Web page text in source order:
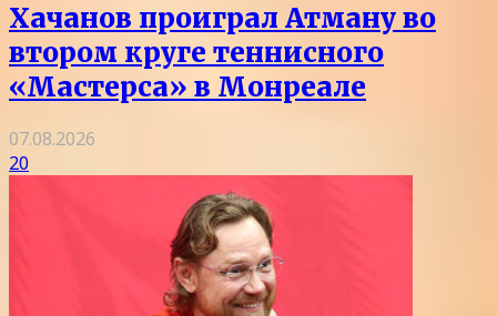
Хачанов проиграл Атману во
втором круге теннисного
«Мастерса» в Монреале
07.08.2026
20